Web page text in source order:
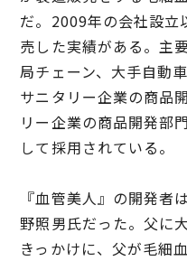
だ。2009年の会社設立
売した実績がある。主
局チェーン、大手自動
サニタリー企業の商品
リー企業の商品開発部
して採用されている。
『血管美人』の開発者
野照男氏だった。父に
きっかけに、父が毛細